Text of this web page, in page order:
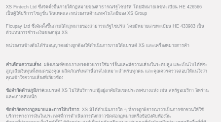
XS Fintech Ltd ซึ่งจัดตั้งขึ้นภายใต้กฎหมายของสาธารณรัฐไซปรัส โดยมีหมายเลขทะเบียน HE 426566
เป็นผู้ให้บริการโซลูชั่น ฟินเทคและหน่วยงานด้านเทคโนโลยีของ XS Group
Ficupay Ltd ซึ่งจัดตั้งขึ้นภายใต้กฎหมายของสาธารณรัฐไซปรัส โดยมีหมายเลขทะเบียน HE 433983 เป็น
ตัวแทนการชำระเงินของกลุ่ม XS
หน่วยงานข้างต้นได้รับอนุญาตอย่างถูกต้องให้ดำเนินการภายใต้แบรนด์ XS และเครื่องหมายการค้า
คำเตือนความเสี่ยง: ผลิตภัณฑ์ของเราเทรดด้วยการใช้มาร์จิ้นและมีความเสี่ยงในระดับสูง และเป็นไปได้ที่จะ
สูญเสียเงินทุนทั้งหมดของคุณ ผลิตภัณฑ์เหล่านี้อาจไม่เหมาะสำหรับทุกคน และคุณควรตรวจสอบให้แน่ใจว่า
คุณเข้าใจความเสี่ยงที่เกี่ยวข้อง
ข้อจำกัดด้านภูมิภาค: แบรนด์ XS ไม่ให้บริการแก่ผู้อยู่อาศัยในเขตประเทศบางแห่ง เช่น สหรัฐอเมริกา อิหร่าน
และเกาหลีเหนือ
ข้อจำกัดทางกฎหมายและการให้บริการ: XS มิได้ดำเนินการใด ๆ ที่อาจถูกพิจารณาว่าเป็นการชักชวนให้ใช้
บริการทางการเงินในประเทศที่การดำเนินการดังกล่าวขัดต่อกฎหมายหรือข้อบังคับท้องถิ่น